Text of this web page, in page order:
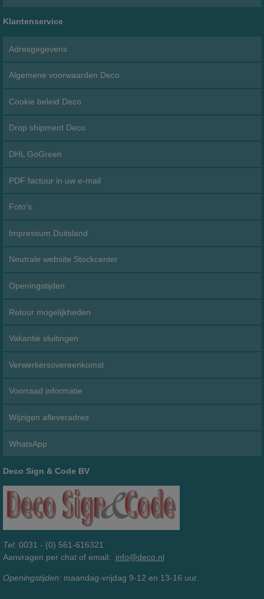
Klantenservice
Adresgegevens
Algemene voorwaarden Deco
Cookie beleid Deco
Drop shipment Deco
DHL GoGreen
PDF factuur in uw e-mail
Foto's
Impressum Duitsland
Neutrale website Stockcenter
Openingstijden
Retour mogelijkheden
Vakantie sluitingen
Verwerkersovereenkomst
Voorraad informatie
Wijzigen afleveradres
WhatsApp
Deco Sign & Code BV
Tel: 0031 - (0) 561-616321
Aanvragen per chat of email: info@deco.nl
Openingstijden: maandag-vrijdag 9-12 en 13-16 uur.